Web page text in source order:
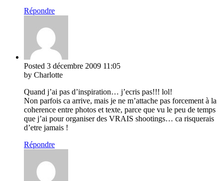
Répondre
Posted 3 décembre 2009 11:05
by Charlotte
Quand j’ai pas d’inspiration… j’ecris pas!!! lol!
Non parfois ca arrive, mais je ne m’attache pas forcement à la
coherence entre photos et texte, parce que vu le peu de temps
que j’ai pour organiser des VRAIS shootings… ca risquerais
d’etre jamais !
Répondre